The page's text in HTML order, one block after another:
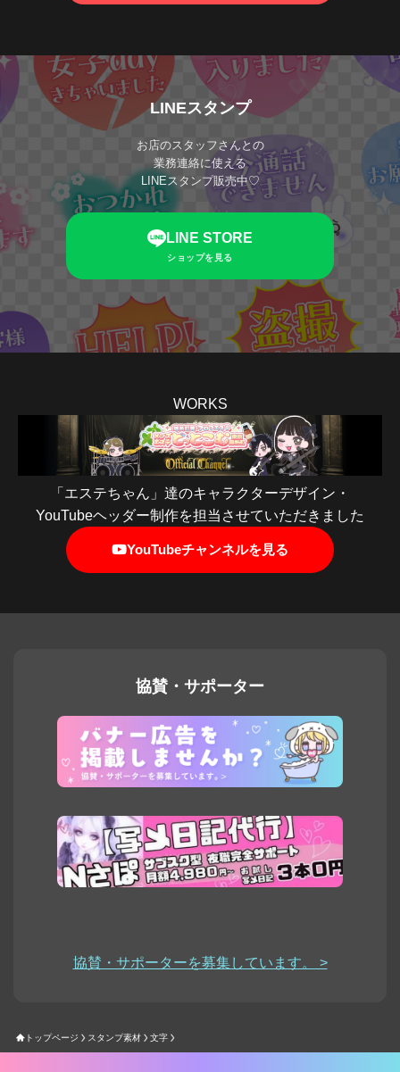
LINEスタンプ
お店のスタッフさんとの
業務連絡に使える
LINEスタンプ販売中♡
LINE STORE
ショップを見る
WORKS
「エステちゃん」達のキャラクターデザイン・
YouTubeヘッダー制作を担当させていただきました
YouTubeチャンネルを見る
協賛・サポーター
協賛・サポーターを募集しています。 >
トップページ スタンプ素材 文字